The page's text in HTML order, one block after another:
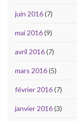
juin 2016(7)
mai 2016(9)
avril 2016(7)
mars 2016(5)
février 2016(7)
janvier 2016(3)